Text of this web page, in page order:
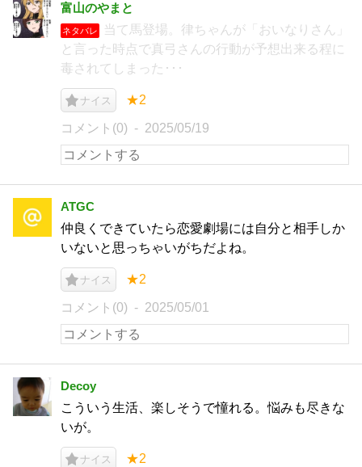
富山のやまと
ネタバレ
当て馬登場。律ちゃんが「おいなりさん」
と言った時点で真弓さんの行動が予想出来る程に
毒されてしまった･･･
ナイス ★2
コメント(0) 2025/05/19
ATGC
仲良くできていたら恋愛劇場には自分と相手しか
いないと思っちゃいがちだよね。
ナイス ★2
コメント(0) 2025/05/01
Decoy
こういう生活、楽しそうで憧れる。悩みも尽きな
いが。
ナイス ★2